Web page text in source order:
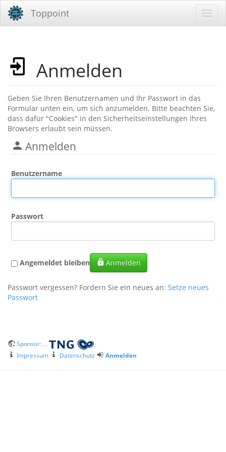
Toppoint
Anmelden
Geben Sie Ihren Benutzernamen und Ihr Passwort in das
Formular unten ein, um sich anzumelden. Bitte beachten Sie,
dass dafür "Cookies" in den Sicherheitseinstellungen Ihres
Browsers erlaubt sein müssen.
Anmelden
Benutzername
Passwort
Angemeldet bleiben Anmelden
Passwort vergessen? Fordern Sie ein neues an: Setze neues
Passwort
Sponsor: . .
Impressum
Datenschutz Anmelden